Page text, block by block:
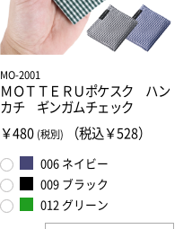
MO-2001
ＭＯＴＴＥＲＵポケスク ハン
カチ ギンガムチェック
￥480 (税別) （税込￥528）
006 ネイビー
009 ブラック
012 グリーン